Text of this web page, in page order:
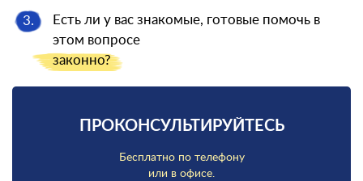
3.
Есть ли у вас знакомые, готовые помочь в
этом вопросе
законно?
ПРОКОНСУЛЬТИРУЙТЕСЬ
Бесплатно по телефону
или в офисе.